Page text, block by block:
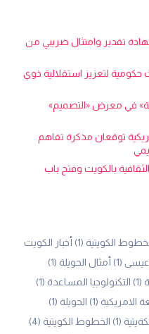
تقدير وامتثال ضريبي من
لتعزيز استقلالية ذوي
في معرض «التصميم»
توقعان مذكرة تفاهم
بالكويت وفتح باب
الكويتية (1)
أخبار الكويت
عيسى (1) أمثال الحويلة (1)
(1) التكنولوجيا المساعدة (1)
الامريكية (1) الحويلة (1)
(1) الخطوط الكويتية (4)